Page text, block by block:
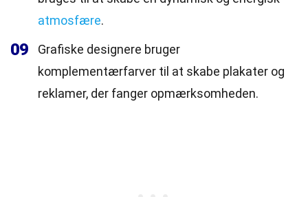
atmosfære.
09
Grafiske designere bruger
komplementærfarver til at skabe plakater og
reklamer, der fanger opmærksomheden.